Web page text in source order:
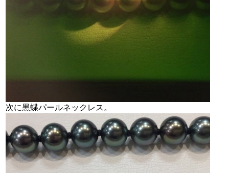
次に黒蝶パールネックレス。